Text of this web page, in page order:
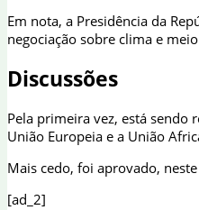
Em nota, a Presidência da
negociação sobre clima e
Discussões
Pela primeira vez, está sendo
União Europeia e a União
Mais cedo, foi aprovado,
[ad_2]